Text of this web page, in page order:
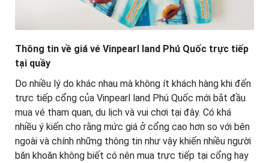
Thông tin về giá vé Vinpearl land Phú Quốc trực tiếp
tại quầy
Do nhiều lý do khác nhau mà không ít khách hàng khi đến
trực tiếp cổng của Vinpearl land Phú Quốc mới bắt đầu
mua vé tham quan, du lịch và vui chơi tại đây. Có khá
nhiều ý kiến cho rằng mức giá ở cổng cao hơn so với bên
ngoài và chính những thông tin như vậy khiến nhiều người
băn khoăn không biết có nên mua trực tiếp tại cổng hay